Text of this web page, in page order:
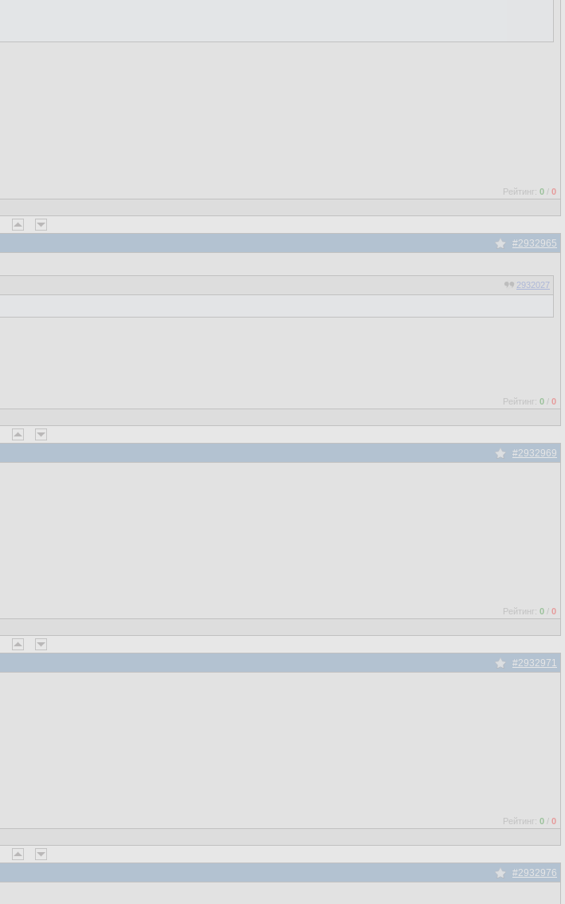
Рейтинг: 0 / 0
#2932965
2932027
Рейтинг: 0 / 0
#2932969
Рейтинг: 0 / 0
#2932971
Рейтинг: 0 / 0
#2932976